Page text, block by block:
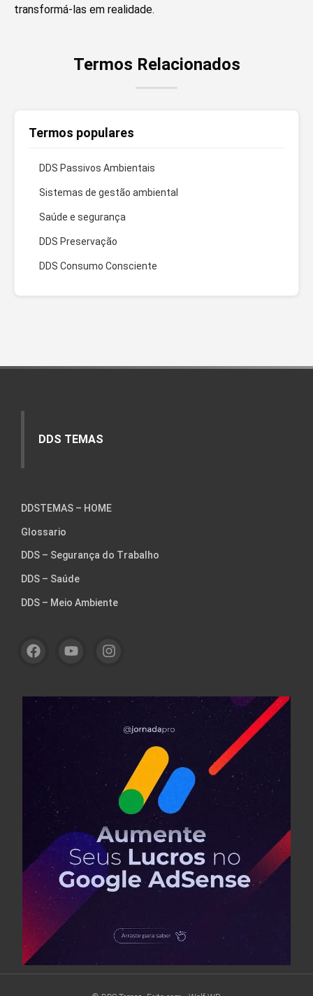
transformá-las em realidade.
Termos Relacionados
Termos populares
DDS Passivos Ambientais
Sistemas de gestão ambiental
Saúde e segurança
DDS Preservação
DDS Consumo Consciente
DDS TEMAS
DDSTEMAS – HOME
Glossario
DDS – Segurança do Trabalho
DDS – Saúde
DDS – Meio Ambiente